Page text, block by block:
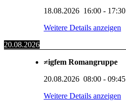
18.08.2026 16:00 - 17:30
Weitere Details anzeigen
20.08.2026
≠igfem Romangruppe
20.08.2026 08:00 - 09:45
Weitere Details anzeigen